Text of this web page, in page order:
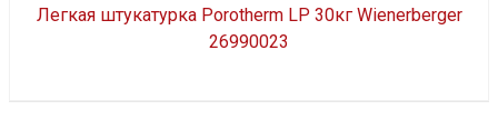
Легкая штукатурка Porotherm LP 30кг Wienerberger
26990023